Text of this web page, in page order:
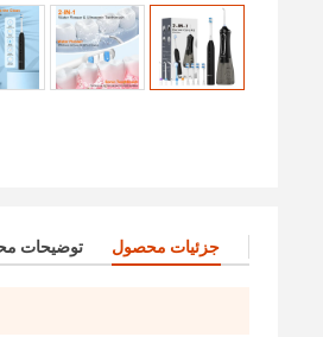
جزئیات محصول توضیحات